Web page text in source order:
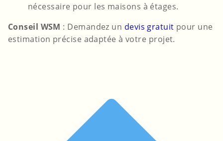
nécessaire pour les maisons à étages.
Conseil WSM : Demandez un devis gratuit pour une
estimation précise adaptée à votre projet.